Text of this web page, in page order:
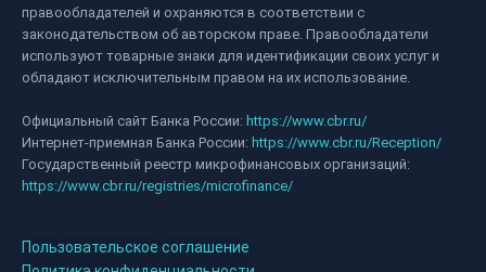
правообладателей и охраняются в соответствии с
законодательством об авторском праве. Правообладатели
используют товарные знаки для идентификации своих услуг и
обладают исключительным правом на их использование.
Официальный сайт Банка России: https://www.cbr.ru/
Интернет-приемная Банка России: https://www.cbr.ru/Reception/
Государственный реестр микрофинансовых организаций:
https://www.cbr.ru/registries/microfinance/
Пользовательское соглашение